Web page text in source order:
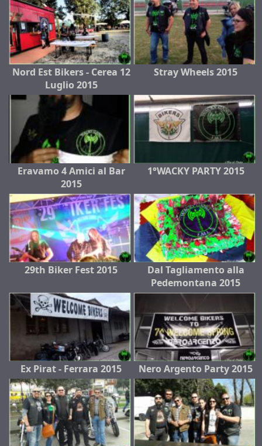
Nord Est Bikers - Cerea 12
Luglio 2015
Stray Wheels 2015
Eravamo 4 Amici al Bar
2015
1°WACKY PARTY 2015
29th Biker Fest 2015
Dal Tagliamento alla
Pedemontana 2015
Ex Pirat - Ferrara 2015 Nero Argento Party 2015